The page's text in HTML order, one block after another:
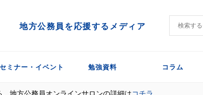
地方公務員を応援するメディア
セミナー・イベント 勉強資料 コラム
地方公務員オンラインサロンの詳細はコチラ